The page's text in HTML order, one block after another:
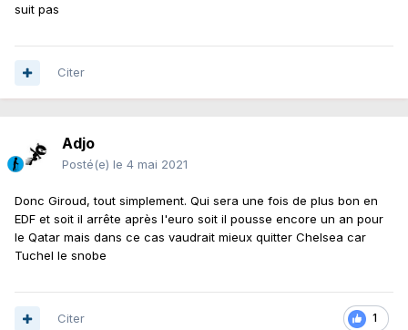
suit pas
Citer
Adjo
Posté(e) le 4 mai 2021
Donc Giroud, tout simplement. Qui sera une fois de plus bon en
EDF et soit il arrête après l'euro soit il pousse encore un an pour
le Qatar mais dans ce cas vaudrait mieux quitter Chelsea car
Tuchel le snobe
1
Citer